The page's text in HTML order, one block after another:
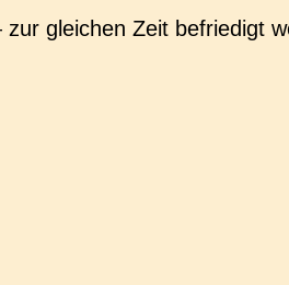
glei­chen Zeit befrie­digt